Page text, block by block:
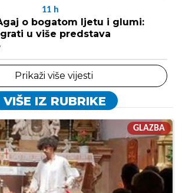
11 h
o bogatom ljetu i glumi:
u više predstava
Prikaži više vijesti
VIŠE IZ RUBRIKE
GLAZBA